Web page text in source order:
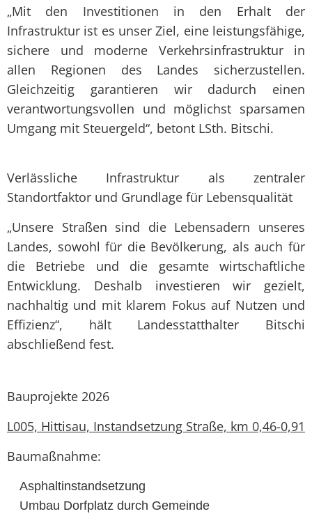
„Mit den Investitionen in den Erhalt der
Infrastruktur ist es unser Ziel, eine leistungsfähige,
sichere und moderne Verkehrsinfrastruktur in
allen Regionen des Landes sicherzustellen.
Gleichzeitig garantieren wir dadurch einen
verantwortungsvollen und möglichst sparsamen
Umgang mit Steuergeld“, betont LSth. Bitschi.
Verlässliche Infrastruktur als zentraler
Standortfaktor und Grundlage für Lebensqualität
„Unsere Straßen sind die Lebensadern unseres
Landes, sowohl für die Bevölkerung, als auch für
die Betriebe und die gesamte wirtschaftliche
Entwicklung. Deshalb investieren wir gezielt,
nachhaltig und mit klarem Fokus auf Nutzen und
Effizienz“, hält Landesstatthalter Bitschi
abschließend fest.
Bauprojekte 2026
L005, Hittisau, Instandsetzung Straße, km 0,46-0,91
Baumaßnahme:
Asphaltinstandsetzung
Umbau Dorfplatz durch Gemeinde